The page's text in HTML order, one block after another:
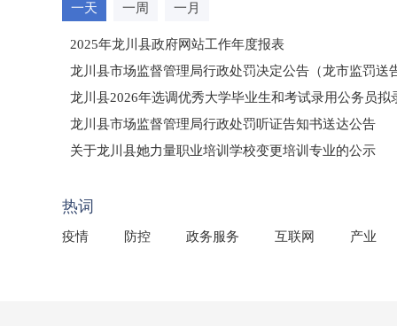
一天 一周 一月
2025年龙川县政府网站工作年度报表
龙川县市场监督管理局行政处罚决定公告（龙市监罚送
龙川县2026年选调优秀大学毕业生和考试录用公务员拟
龙川县市场监督管理局行政处罚听证告知书送达公告
（龙市监罚送告〔2026〕71号）
关于龙川县她力量职业培训学校变更培训专业的公示
热词
疫情 防控 政务服务 互联网 产业